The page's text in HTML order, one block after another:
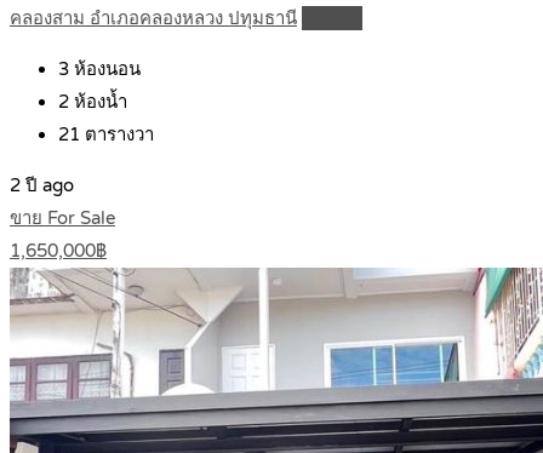
คลองสาม อำเภอคลองหลวง ปทุมธานี
3 ห้องนอน
2 ห้องน้ำ
21 ตารางวา
2 ปี ago
ขาย For Sale
1,650,000฿